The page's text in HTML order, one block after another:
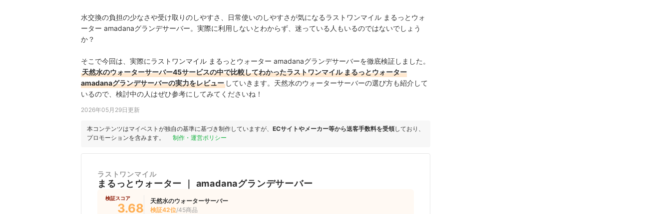
水交換の負担の少なさや受け取りのしやすさ、日常使いのしやすさが気になるラストワンマイル まるっとウォ
ーター amadanaグランデサーバー。実際に利用しないとわからず、迷っている人もいるのではないでしょう
か？
そこで今回は、実際にラストワンマイル まるっとウォーター amadanaグランデサーバーを徹底検証しました。
天然水のウォーターサーバー45サービスの中で比較してわかったラストワンマイル まるっとウォーター
amadanaグランデサーバーの実力をレビュー していきます。天然水のウォーターサーバーの選び方も紹介して
いるので、検討中の人はぜひ参考にしてみてくださいね！
2026年05月29日更新
本コンテンツはマイベストが独自の基準に基づき制作していますが、 ECサイトやメーカー等から送客手数料を受領しており、
プロモーションを含みます。
制作・運営ポリシー
ラストワンマイル
まるっとウォーター amadanaグランデサーバー
検証スコア
3.68
天然水のウォーターサーバー
検証42位/45商品